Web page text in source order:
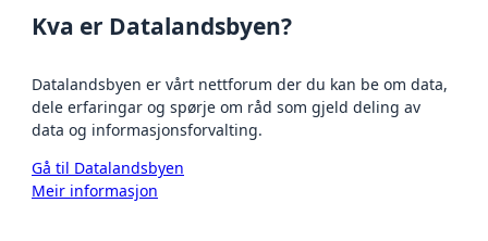
Kva er Datalandsbyen?
Datalandsbyen er vårt nettforum der du kan be om data,
dele erfaringar og spørje om råd som gjeld deling av
data og informasjonsforvalting.
Gå til Datalandsbyen
Meir informasjon